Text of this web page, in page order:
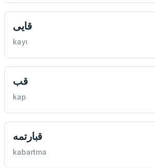
قایی
kayı
قب
kap
قبارتمه
kabartma